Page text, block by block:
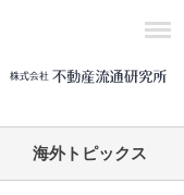
海外トピックス